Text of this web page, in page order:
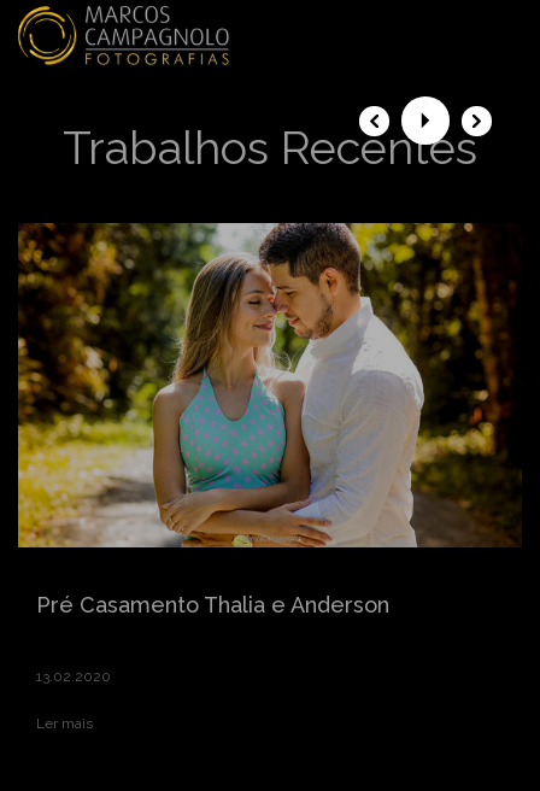
Trabalhos Recentes
Pré Casamento Thalia e Anderson
13.02.2020
Ler mais